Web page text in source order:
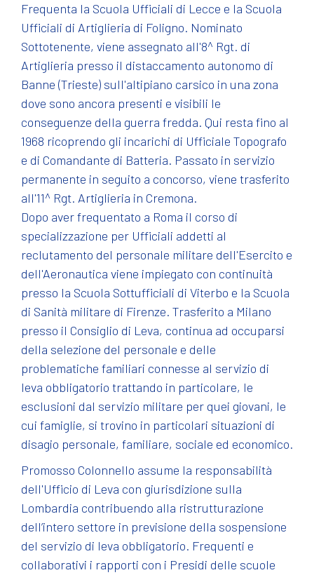
Frequenta la Scuola Ufficiali di Lecce e la Scuola
Ufficiali di Artiglieria di Foligno. Nominato
Sottotenente, viene assegnato all'8^ Rgt. di
Artiglieria presso il distaccamento autonomo di
Banne (Trieste) sull'altipiano carsico in una zona
dove sono ancora presenti e visibili le
conseguenze della guerra fredda. Qui resta fino al
1968 ricoprendo gli incarichi di Ufficiale Topografo
e di Comandante di Batteria. Passato in servizio
permanente in seguito a concorso, viene trasferito
all'11^ Rgt. Artiglieria in Cremona.
Dopo aver frequentato a Roma il corso di
specializzazione per Ufficiali addetti al
reclutamento del personale militare dell'Esercito e
dell'Aeronautica viene impiegato con continuità
presso la Scuola Sottufficiali di Viterbo e la Scuola
di Sanità militare di Firenze. Trasferito a Milano
presso il Consiglio di Leva, continua ad occuparsi
della selezione del personale e delle
problematiche familiari connesse al servizio di
leva obbligatorio trattando in particolare, le
esclusioni dal servizio militare per quei giovani, le
cui famiglie, si trovino in particolari situazioni di
disagio personale, familiare, sociale ed economico.
Promosso Colonnello assume la responsabilità
dell'Ufficio di Leva con giurisdizione sulla
Lombardia contribuendo alla ristrutturazione
dell’intero settore in previsione della sospensione
del servizio di leva obbligatorio. Frequenti e
collaborativi i rapporti con i Presidi delle scuole